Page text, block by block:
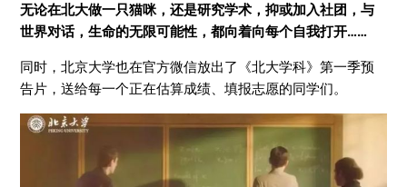
无论在北大做一只猫咪，还是研究学术，抑或加入社团，与
世界对话，生命的无限可能性，都向着向每个自我打开……
同时，北京大学也在官方微信放出了《北大学科》第一季预
告片，送给每一个正在估算成绩、填报志愿的同学们。